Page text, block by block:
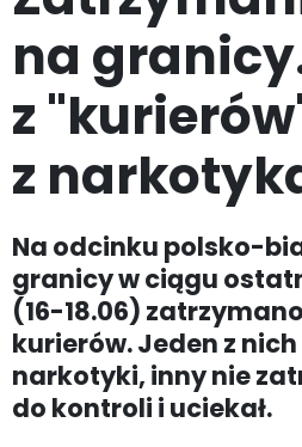
na
z
z
Na odcinku polsko-
granicy w ciągu
(16-18.06)
kurierów. Jeden z
narkotyki, inny nie
do kontroli i uciekał.